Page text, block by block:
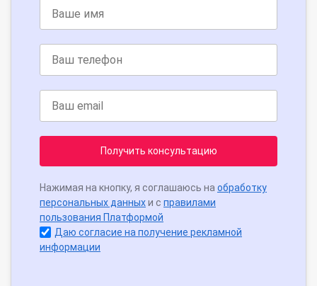
Получить консультацию
Нажимая на кнопку, я соглашаюсь на обработку
персональных данныхи с правилами
пользования Платформой
Даю согласие на получение рекламной
информации